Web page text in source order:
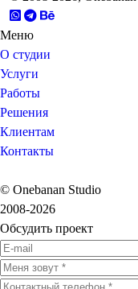
Меню
О студии
Услуги
Работы
Решения
Клиентам
Контакты
© Onebanan Studio
2008-2026
Обсудить проект